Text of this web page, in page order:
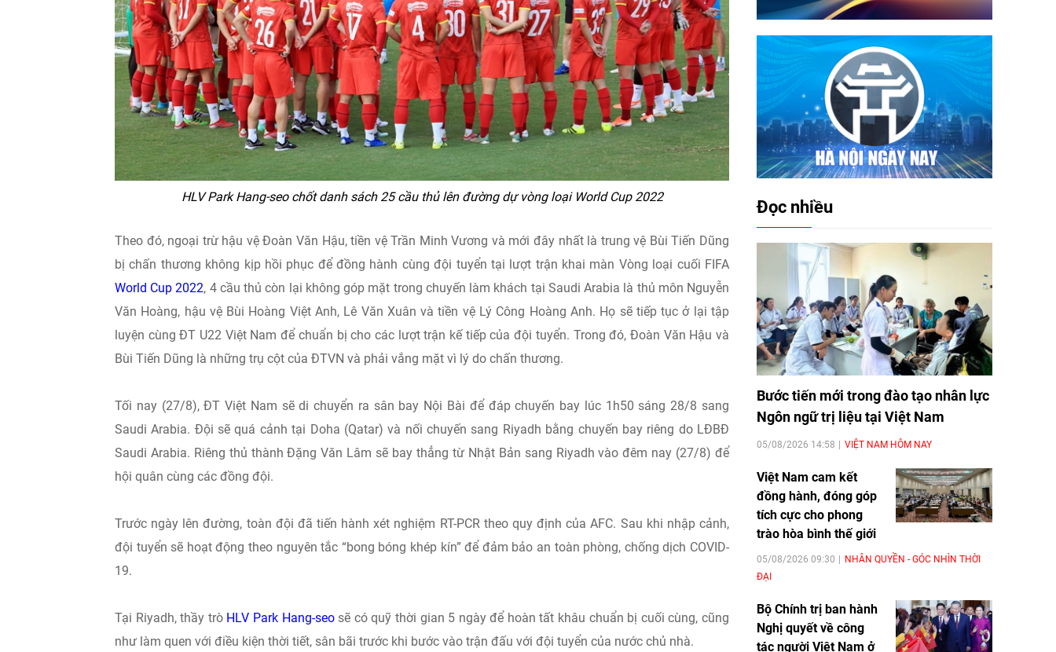
HLV Park Hang-seo chốt danh sách 25 cầu thủ lên đường dự vòng loại World Cup 2022
Theo đó, ngoại trừ hậu vệ Đoàn Văn Hậu, tiền vệ Trần Minh Vương và mới đây nhất là trung vệ Bùi Tiến Dũng
bị chấn thương không kịp hồi phục để đồng hành cùng đội tuyển tại lượt trận khai màn Vòng loại cuối FIFA
World Cup 2022, 4 cầu thủ còn lại không góp mặt trong chuyến làm khách tại Saudi Arabia là thủ môn Nguyễn
Văn Hoàng, hậu vệ Bùi Hoàng Việt Anh, Lê Văn Xuân và tiền vệ Lý Công Hoàng Anh. Họ sẽ tiếp tục ở lại tập
luyện cùng ĐT U22 Việt Nam để chuẩn bị cho các lượt trận kế tiếp của đội tuyển. Trong đó, Đoàn Văn Hậu và
Bùi Tiến Dũng là những trụ cột của ĐTVN và phải vắng mặt vì lý do chấn thương.
Tối nay (27/8), ĐT Việt Nam sẽ di chuyển ra sân bay Nội Bài để đáp chuyến bay lúc 1h50 sáng 28/8 sang
Saudi Arabia. Đội sẽ quá cảnh tại Doha (Qatar) và nối chuyến sang Riyadh bằng chuyến bay riêng do LĐBĐ
Saudi Arabia. Riêng thủ thành Đặng Văn Lâm sẽ bay thẳng từ Nhật Bản sang Riyadh vào đêm nay (27/8) để
hội quân cùng các đồng đội.
Trước ngày lên đường, toàn đội đã tiến hành xét nghiệm RT-PCR theo quy định của AFC. Sau khi nhập cảnh,
đội tuyển sẽ hoạt động theo nguyên tắc “bong bóng khép kín” để đảm bảo an toàn phòng, chống dịch COVID-
19.
Tại Riyadh, thầy trò HLV Park Hang-seosẽ có quỹ thời gian 5 ngày để hoàn tất khâu chuẩn bị cuối cùng, cũng
như làm quen với điều kiện thời tiết, sân bãi trước khi bước vào trận đấu với đội tuyển của nước chủ nhà.
Đọc nhiều
Bước tiến mới trong đào tạo nhân lực
Ngôn ngữ trị liệu tại Việt Nam
05/08/2026 14:58 VIỆT NAM HÔM NAY
Việt Nam cam kết
đồng hành, đóng góp
tích cực cho phong
trào hòa bình thế giới
05/08/2026 09:30
NHÂN QUYỀN - GÓC NHÌN THỜI
ĐẠI
Bộ Chính trị ban hành
Nghị quyết về công
tác người Việt Nam ở